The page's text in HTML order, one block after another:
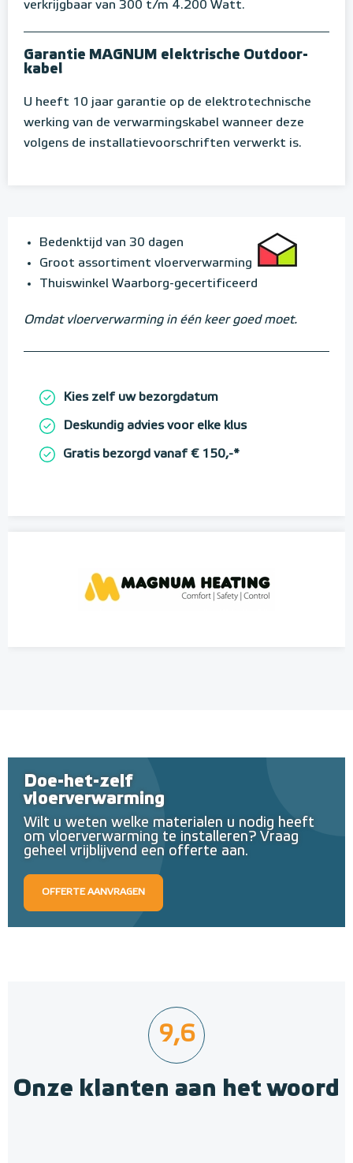
verkrijgbaar van 300 t/m 4.200 Watt.
Garantie MAGNUM elektrische Outdoor-
kabel
U heeft 10 jaar garantie op de elektrotechnische
werking van de verwarmingskabel wanneer deze
volgens de installatievoorschriften verwerkt is.
Bedenktijd van 30 dagen
Groot assortiment vloerverwarming
Thuiswinkel Waarborg-gecertificeerd
Omdat vloerverwarming in één keer goed moet.
Kies zelf uw bezorgdatum
Deskundig advies voor elke klus
Gratis bezorgd vanaf € 150,-*
Doe-het-zelf
vloerverwarming
Wilt u weten welke materialen u nodig heeft
om vloerverwarming te installeren? Vraag
geheel vrijblijvend een offerte aan.
OFFERTE AANVRAGEN
9,6
Onze klanten aan het woord